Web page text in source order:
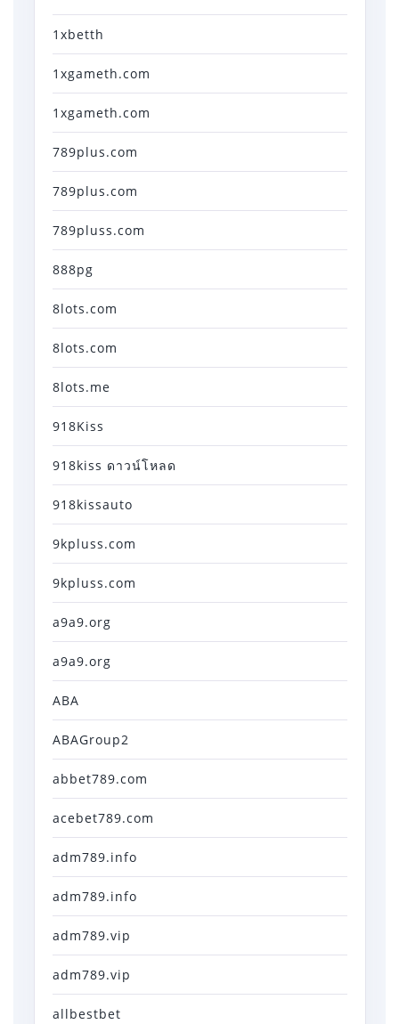
1xbetth
1xgameth.com
1xgameth.com
789plus.com
789plus.com
789pluss.com
888pg
8lots.com
8lots.com
8lots.me
918Kiss
918kiss ดาวน์โหลด
918kissauto
9kpluss.com
9kpluss.com
a9a9.org
a9a9.org
ABA
ABAGroup2
abbet789.com
acebet789.com
adm789.info
adm789.info
adm789.vip
adm789.vip
allbestbet